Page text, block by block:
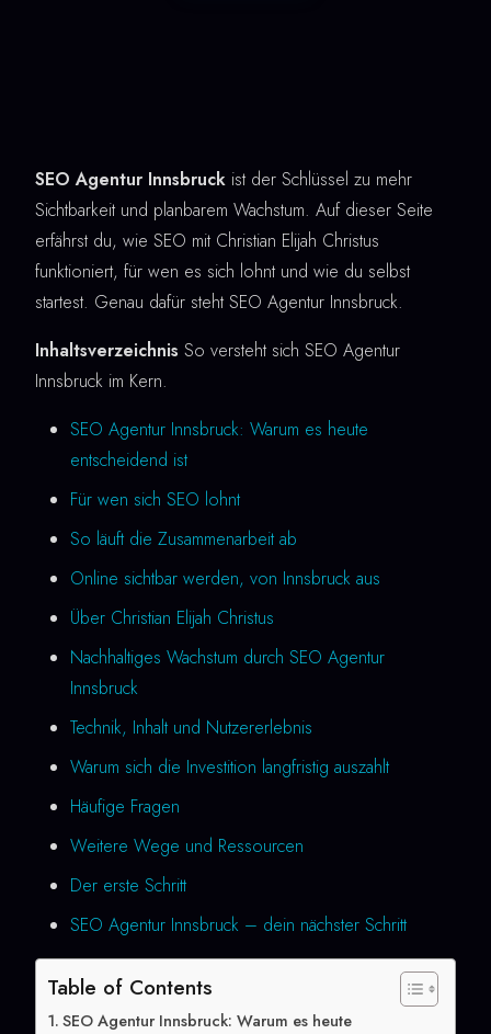
SEO Agentur Innsbruck ist der Schlüssel zu mehr
Sichtbarkeit und planbarem Wachstum. Auf dieser Seite
erfährst du, wie SEO mit Christian Elijah Christus
funktioniert, für wen es sich lohnt und wie du selbst
startest. Genau dafür steht SEO Agentur Innsbruck.
Inhaltsverzeichnis So versteht sich SEO Agentur
Innsbruck im Kern.
SEO Agentur Innsbruck: Warum es heute
entscheidend ist
Für wen sich SEO lohnt
So läuft die Zusammenarbeit ab
Online sichtbar werden, von Innsbruck aus
Über Christian Elijah Christus
Nachhaltiges Wachstum durch SEO Agentur
Innsbruck
Technik, Inhalt und Nutzererlebnis
Warum sich die Investition langfristig auszahlt
Häufige Fragen
Weitere Wege und Ressourcen
Der erste Schritt
SEO Agentur Innsbruck – dein nächster Schritt
Table of Contents
SEO Agentur Innsbruck: Warum es heute